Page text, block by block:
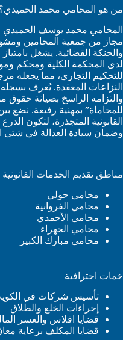
من هو المحامي محمد
المحامي محمد يوسف الحميدي
مجاز من جمعية المحامين
والحنكة القضائية. يشغل
لدى المحكمة الكلية ومحكم
للتحكيم التجاري، مما يجعله
النزاعات المعقدة. يُعرف بسجله
والتزامه الراسخ بصيانة حقوق
للمحاماة” بمهنية رفيعة. نضع
القانونية المتجذرة، لتكون
وضمان سيادة العدالة في شتى
مناطق تقديم الخدمات القانونية
محامي حولي
محامي الفروانية
محامي الأحمدي
محامي الجهراء
محامي مبارك الكبير
خمات احترافية
تأسيس شركات في
إجراءات الخلع والطلاق
قضايا افلاس والعسر
قضايا المكلف برعاية